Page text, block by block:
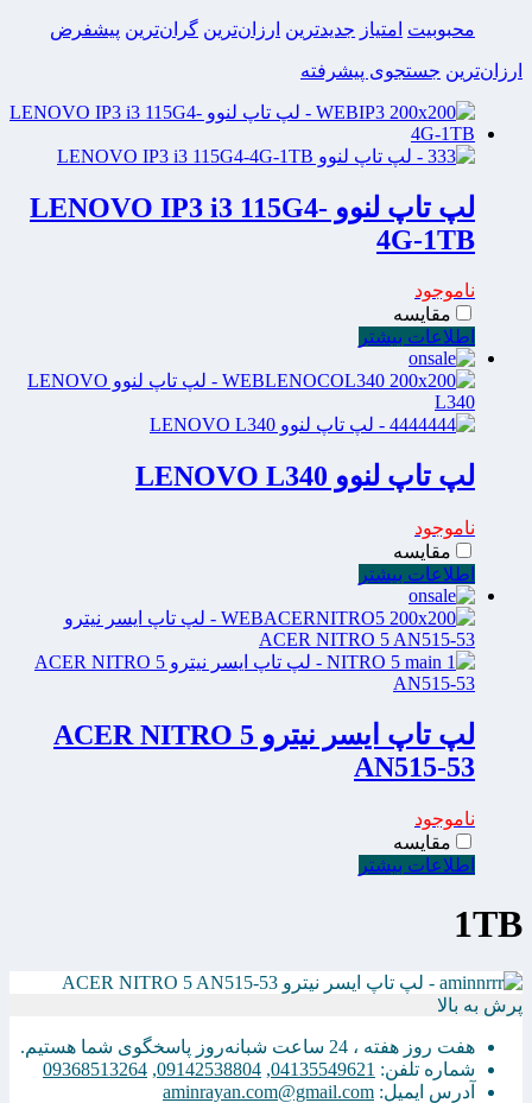
محبوبیت امتیاز جدیدترین ارزان‌ترین گران‌ترین پیشفرض
ارزان‌ترین جستجوی پیشرفته
لپ تاپ لنوو LENOVO IP3 i3 115G4-
4G-1TB
ناموجود
مقایسه
اطلاعات بیشتر
لپ تاپ لنوو LENOVO L340
ناموجود
مقایسه
اطلاعات بیشتر
لپ تاپ ایسر نیترو ACER NITRO 5
AN515-53
ناموجود
مقایسه
اطلاعات بیشتر
1TB
پرش به بالا
هفت روز هفته ، 24 ساعت شبانه‌روز پاسخگوی شما هستیم.
شماره تلفن: 04135549621
,
09142538804
,
09368513264
آدرس ایمیل: aminrayan.com@gmail.com